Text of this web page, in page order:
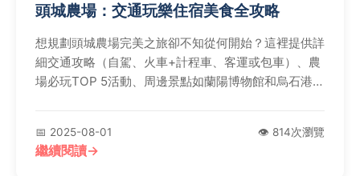
頭城農場：交通玩樂住宿美食全攻略
想規劃頭城農場完美之旅卻不知從何開始？這裡提供詳
細交通攻略（自駕、火車+計程車、客運或包車）、農
場必玩TOP 5活動、周邊景點如蘭陽博物館和烏石港、
📅 2025-08-01 👁️ 814次瀏覽
繼續閱讀